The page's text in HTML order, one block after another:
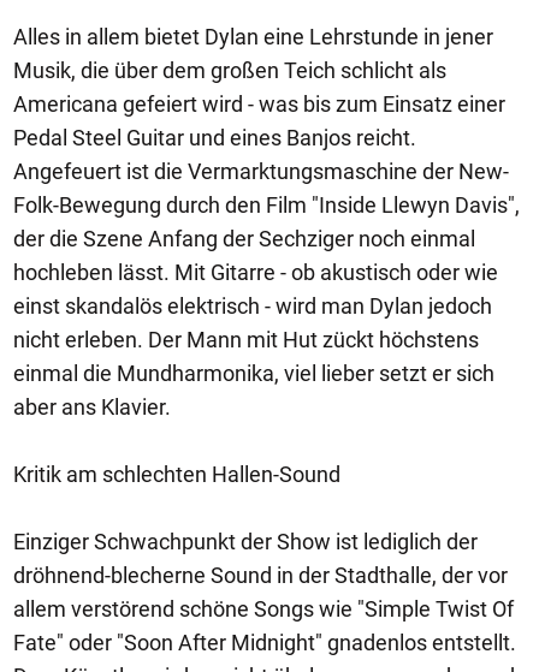
Alles in allem bietet Dylan eine Lehrstunde in jener
Musik, die über dem großen Teich schlicht als
Americana gefeiert wird - was bis zum Einsatz einer
Pedal Steel Guitar und eines Banjos reicht.
Angefeuert ist die Vermarktungsmaschine der New-
Folk-Bewegung durch den Film "Inside Llewyn Davis",
der die Szene Anfang der Sechziger noch einmal
hochleben lässt. Mit Gitarre - ob akustisch oder wie
einst skandalös elektrisch - wird man Dylan jedoch
nicht erleben. Der Mann mit Hut zückt höchstens
einmal die Mundharmonika, viel lieber setzt er sich
aber ans Klavier.
Kritik am schlechten Hallen-Sound
Einziger Schwachpunkt der Show ist lediglich der
dröhnend-blecherne Sound in der Stadthalle, der vor
allem verstörend schöne Songs wie "Simple Twist Of
Fate" oder "Soon After Midnight" gnadenlos entstellt.